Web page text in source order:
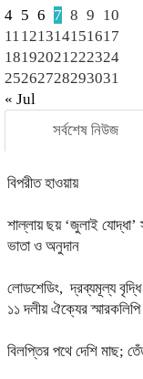
4 5 6 7 8 9 10
11121314151617
18192021222324
25262728293031
« Jul
সর্বশেষ নিউজ
বিপরীত হাওয়ায়
শাল্লায় ছয় ‘জুলাই
ভাতা ও অনুদান
লোডশেডিং, দ্রব্যমূল্য বৃদ্ধি
১১ দলীয় ঐক্যের
বিলপ্তির পথে দেশি মাছ;